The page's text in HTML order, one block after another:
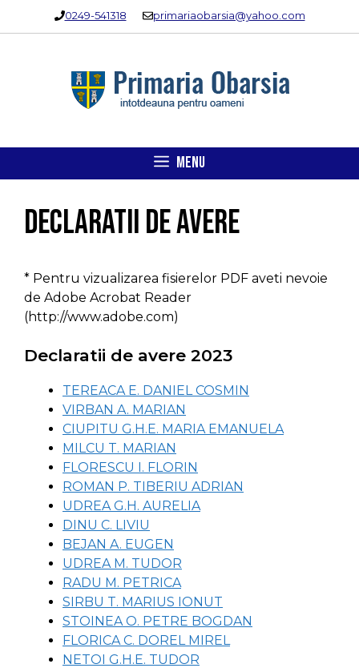
0249-541318 primariaobarsia@yahoo.com
MENU
Declaratii de avere
* Pentru vizualizarea fisierelor PDF aveti nevoie
de Adobe Acrobat Reader
(http://www.adobe.com)
Declaratii de avere 2023
TEREACA E. DANIEL COSMIN
VIRBAN A. MARIAN
CIUPITU G.H.E. MARIA EMANUELA
MILCU T. MARIAN
FLORESCU I. FLORIN
ROMAN P. TIBERIU ADRIAN
UDREA G.H. AURELIA
DINU C. LIVIU
BEJAN A. EUGEN
UDREA M. TUDOR
RADU M. PETRICA
SIRBU T. MARIUS IONUT
STOINEA O. PETRE BOGDAN
FLORICA C. DOREL MIREL
NETOI G.H.E. TUDOR